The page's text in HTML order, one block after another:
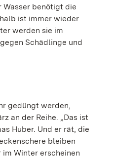
Wasser benötigt die
ist immer wieder
werden sie im
Schädlinge und
gedüngt werden,
an der Reihe. „Das ist
Huber. Und er rät, die
bleiben
Winter erscheinen